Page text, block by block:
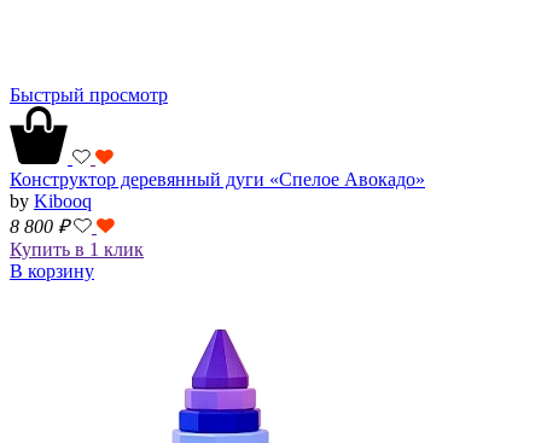
Быстрый просмотр
Конструктор деревянный дуги «Спелое Авокадо»
by Kibooq
8 800 ₽
Купить в 1 клик
В корзину